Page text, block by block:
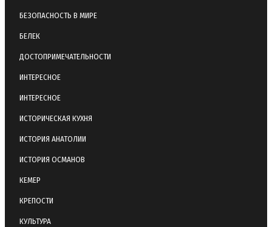
БЕЗОПАСНОСТЬ В МИРЕ
БЕЛЕК
ДОСТОПРИМЕЧАТЕЛЬНОСТИ
ИНТЕРЕСНОЕ
ИНТЕРЕСНОЕ
ИСТОРИЧЕСКАЯ КУХНЯ
ИСТОРИЯ АНАТОЛИИ
ИСТОРИЯ ОСМАНОВ
КЕМЕР
КРЕПОСТИ
КУЛЬТУРА